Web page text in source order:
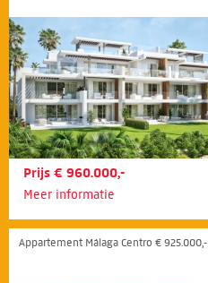
Prijs € 960.000,-
Meer informatie
Appartement Málaga Centro € 925.000,-